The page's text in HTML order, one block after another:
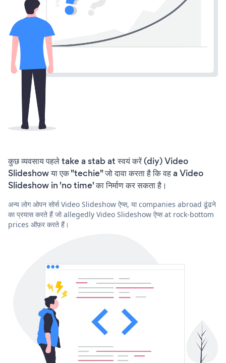
कुछ व्यवसाय पहले take a stab at स्वयं करें (diy) Video
Slideshow या एक "techie" जो दावा करता है कि वह a Video
Slideshow in 'no time' का निर्माण कर सकता है।
अन्य लोग ओपन सोर्स Video Slideshow ऐप्स, या companies abroad ढूंढने
का प्रयास करते हैं जो allegedly Video Slideshow ऐप्स at rock-bottom
prices ऑफ़र करते हैं।